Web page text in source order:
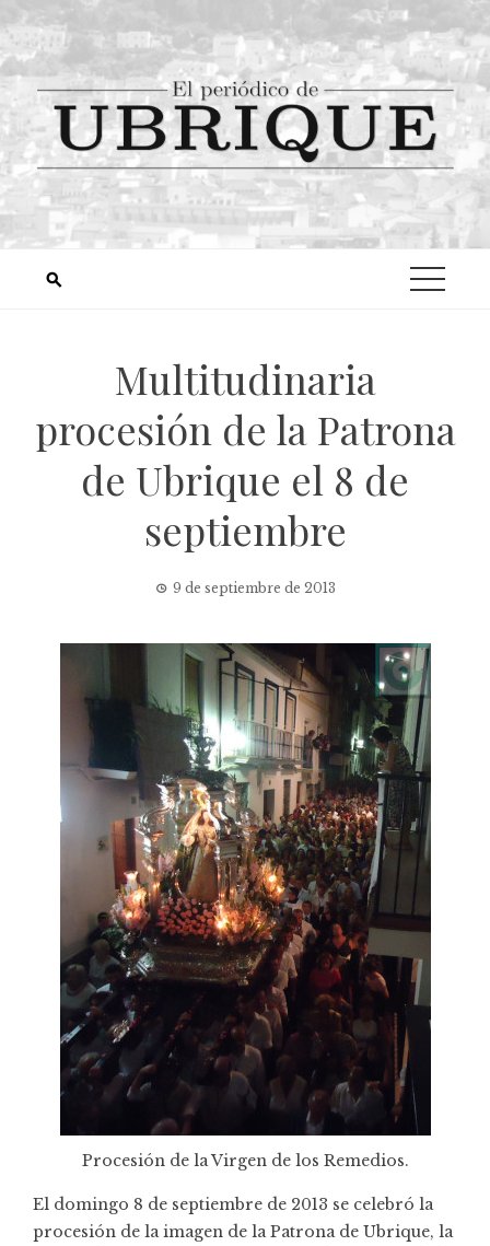
Multitudinaria
procesión de la Patrona
de Ubrique el 8 de
septiembre
9 de septiembre de 2013
Procesión de la Virgen de los Remedios.
El domingo 8 de septiembre de 2013 se celebró la
procesión de la imagen de la Patrona de Ubrique, la